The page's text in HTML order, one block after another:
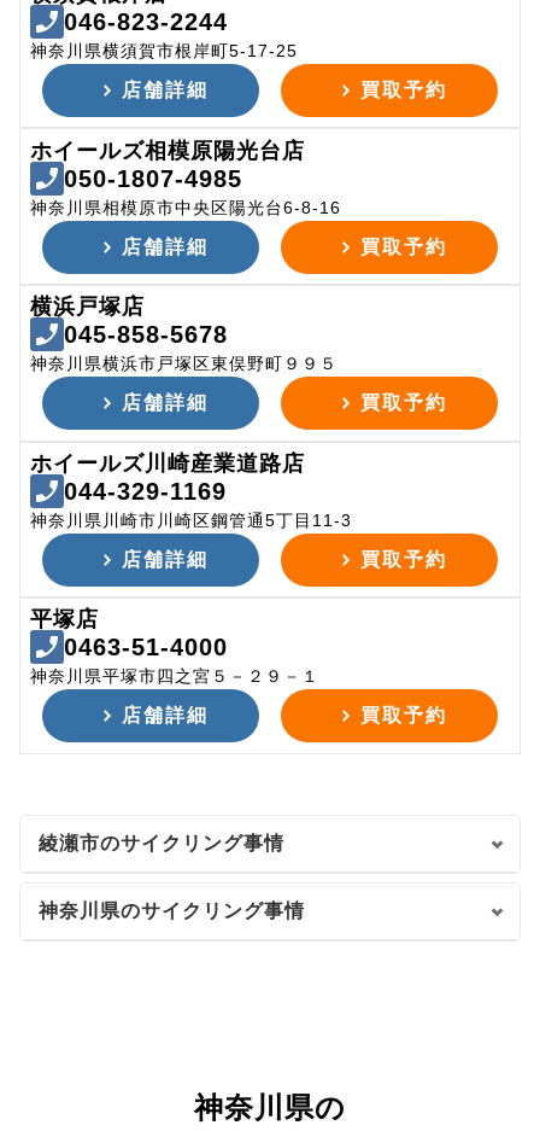
046-823-2244
神奈川県横須賀市根岸町5-17-25
店舗詳細 買取予約
ホイールズ相模原陽光台店
050-1807-4985
神奈川県相模原市中央区陽光台6-8-16
店舗詳細 買取予約
横浜戸塚店
045-858-5678
神奈川県横浜市戸塚区東俣野町９９５
店舗詳細 買取予約
ホイールズ川崎産業道路店
044-329-1169
神奈川県川崎市川崎区鋼管通5丁目11-3
店舗詳細 買取予約
平塚店
0463-51-4000
神奈川県平塚市四之宮５－２９－１
店舗詳細 買取予約
綾瀬市のサイクリング事情
神奈川県のサイクリング事情
神奈川県の